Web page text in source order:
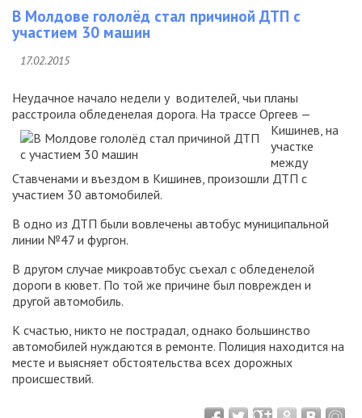
В Молдове гололёд стал причиной ДТП с
участием 30 машин
17.02.2015
Неудачное начало недели у водителей, чьи планы
расстроила обледенелая дорога. На трассе Оргеев —
Кишинев, на
участке
между
Ставченами и въездом в Кишинев, произошли ДТП с
участием 30 автомобилей.
В одно из ДТП были вовлечены автобус муниципальной
линии №47 и фургон.
В другом случае микроавтобус съехал с обледенелой
дороги в кювет. По той же причине был поврежден и
другой автомобиль.
К счастью, никто не пострадал, однако большинство
автомобилей нуждаются в ремонте. Полиция находится на
месте и выясняет обстоятельства всех дорожных
происшествий.